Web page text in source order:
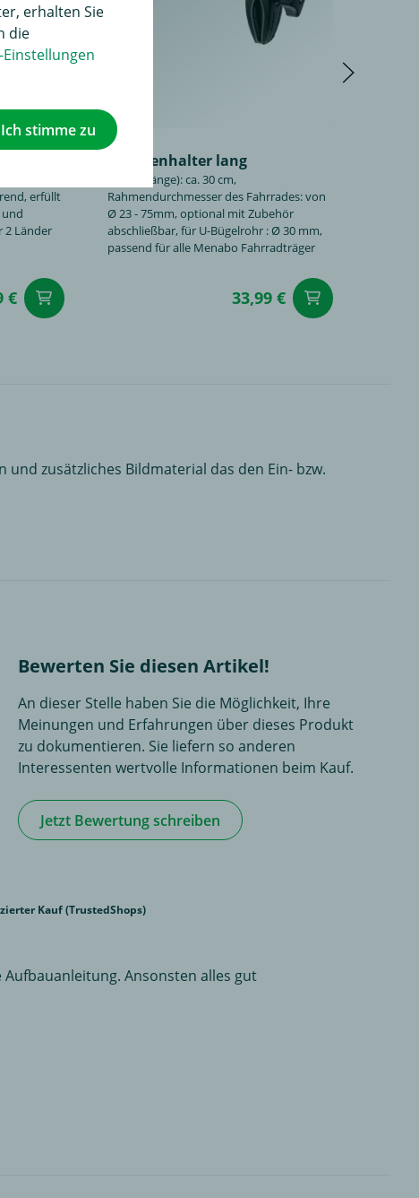
erfüllt
2 Länder
€
Rahmenhalter lang
Maße (Länge): ca. 30 cm,
Rahmendurchmesser des Fahrrades: von
Ø 23 - 75mm, optional mit Zubehör
abschließbar, für U-Bügelrohr : Ø 30 mm,
passend für alle Menabo Fahrradträger
33,99 €
zusätzliches Bildmaterial das den Ein- bzw.
Bewerten Sie diesen Artikel!
An dieser Stelle haben Sie die Möglichkeit, Ihre
Meinungen und Erfahrungen über dieses Produkt
zu dokumentieren. Sie liefern so anderen
Interessenten wertvolle Informationen beim Kauf.
Jetzt Bewertung schreiben
Kauf (TrustedShops)
Aufbauanleitung. Ansonsten alles gut
erhalten Sie
die
Einstellungen
Ich stimme zu